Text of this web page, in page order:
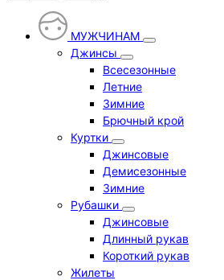
МУЖЧИНАМ
Джинсы
Всесезонные
Летние
Зимние
Брючный крой
Куртки
Джинсовые
Демисезонные
Зимние
Рубашки
Джинсовые
Длинный рукав
Короткий рукав
Жилеты